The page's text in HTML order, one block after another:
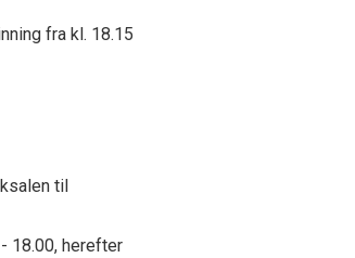
fra kl. 18.15
til
18.00, herefter